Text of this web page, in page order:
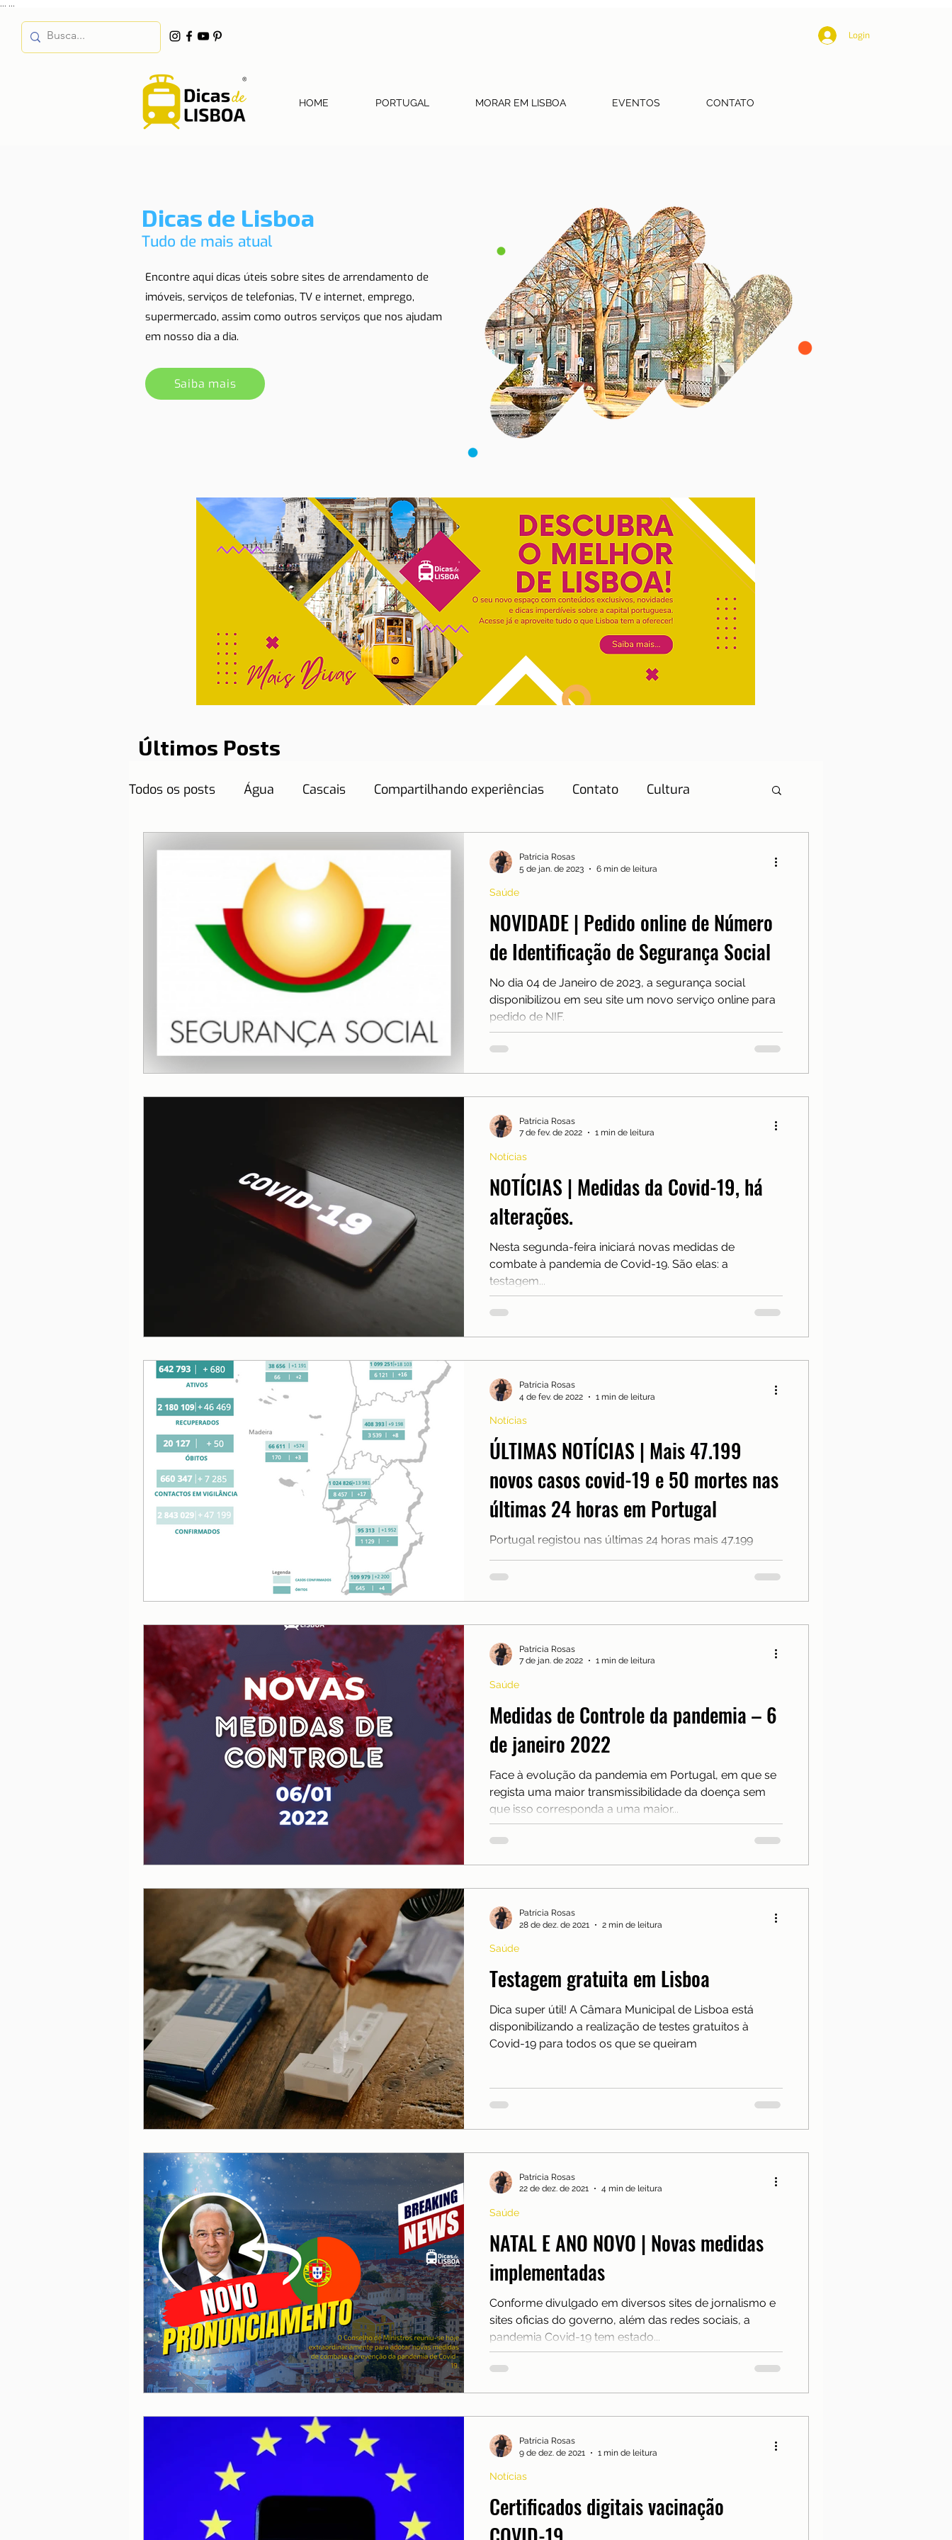
Login
HOME PORTUGAL MORAR EM LISBOA EVENTOS CONTATO
Dicas de Lisboa
Tudo de mais atual
Encontre aqui dicas úteis sobre sites de arrendamento de
imóveis, serviços de telefonias, TV e internet, emprego,
supermercado, assim como outros serviços que nos ajudam
em nosso dia a dia.
Saiba mais
Últimos Posts
Todos os posts Água Cascais Compartilhando experiências Contato Cultura
Curiosidades Destinos Dicas de Hotéis
Documentos necessários Educação
Lisboa com crianças Mobilidade Moradia Morar em Lisboa Notícias
Porto Portugal Reflexões Reino Unido Saúde Serra da Estrela
Serviços essenciais Sítios e freguesias Sobre nós
NOVIDADE | Pedido online de Número
de Identificação de Segurança Social
No dia 04 de Janeiro de 2023, a segurança social
disponibilizou em seu site um novo serviço online para
pedido de NIF.
Saúde
Patrícia Rosas
5 de jan. de 2023
6 min de leitura
NOTÍCIAS | Medidas da Covid-19, há
alterações.
Nesta segunda-feira iniciará novas medidas de
combate à pandemia de Covid-19. São elas: a
testagem...
Notícias
Patrícia Rosas
7 de fev. de 2022
1 min de leitura
ÚLTIMAS NOTÍCIAS | Mais 47.199
novos casos covid-19 e 50 mortes nas
últimas 24 horas em Portugal
Portugal registou nas últimas 24 horas mais 47.199
casos e 50 mortes associadas à covid-19, de acordo
com o boletim epidemiológico da DGS...
Notícias
Patrícia Rosas
4 de fev. de 2022
1 min de leitura
Medidas de Controle da pandemia – 6
de janeiro 2022
Face à evolução da pandemia em Portugal, em que se
regista uma maior transmissibilidade da doença sem
que isso corresponda a uma maior...
Saúde
Patrícia Rosas
7 de jan. de 2022
1 min de leitura
Testagem gratuita em Lisboa
Dica super útil! A Câmara Municipal de Lisboa está
disponibilizando a realização de testes gratuitos à
Covid-19 para todos os que se queiram
Saúde
Patrícia Rosas
28 de dez. de 2021
2 min de leitura
NATAL E ANO NOVO | Novas medidas
implementadas
Conforme divulgado em diversos sites de jornalismo e
sites oficias do governo, além das redes sociais, a
pandemia Covid-19 tem estado...
Saúde
Patrícia Rosas
22 de dez. de 2021
4 min de leitura
Certificados digitais vacinação
Notícias
Patrícia Rosas
9 de dez. de 2021
1 min de leitura